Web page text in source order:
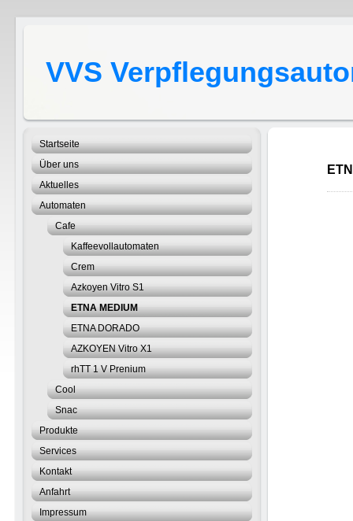
VVS
Startseite
Über uns
Aktuelles
Automaten
Cafe
Kaffeevollautomaten
Crem
Azkoyen Vitro S1
ETNA MEDIUM
ETNA DORADO
AZKOYEN Vitro X1
rhTT 1 V Prenium
Cool
Snac
Produkte
Services
Kontakt
Anfahrt
Impressum